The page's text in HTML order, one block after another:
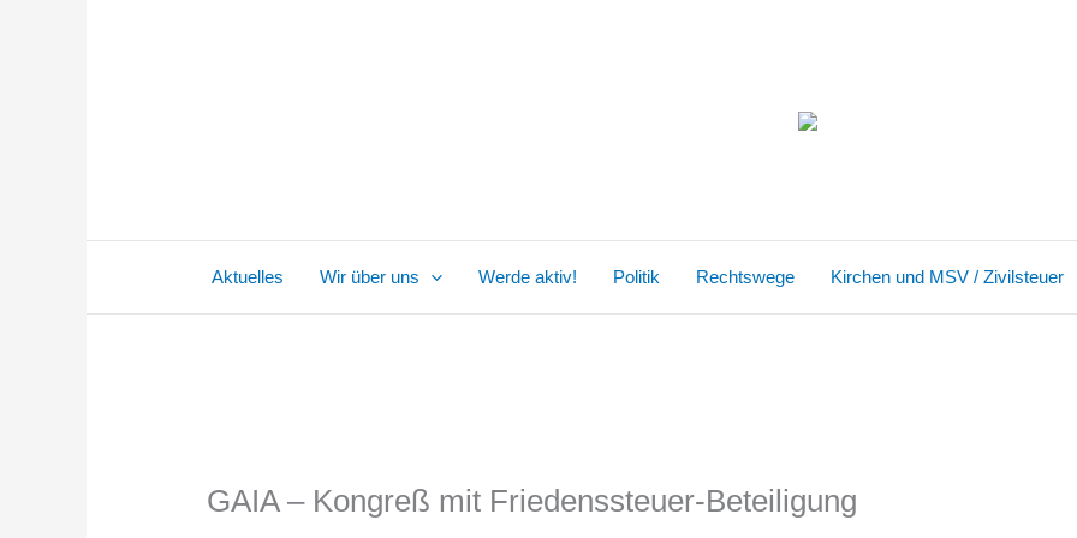
Aktuelles Wir über uns Werde aktiv! Politik Rechtswege Kirchen und MSV / Zivilsteuer
GAIA – Kongreß mit Friedenssteuer-Beteiligung